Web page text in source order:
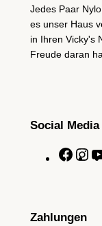
Jedes Paar
es unser Haus
in Ihren Vicky's
Freude daran
Social Media
F
I
Zahlungen